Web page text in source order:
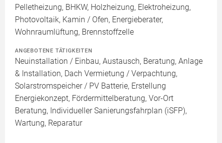
Pelletheizung, BHKW, Holzheizung, Elektroheizung,
Photovoltaik, Kamin / Ofen, Energieberater,
Wohnraumlüftung, Brennstoffzelle
ANGEBOTENE TÄTIGKEITEN
Neuinstallation / Einbau, Austausch, Beratung, Anlage
& Installation, Dach Vermietung / Verpachtung,
Solarstromspeicher / PV Batterie, Erstellung
Energiekonzept, Fördermittelberatung, Vor-Ort
Beratung, Individueller Sanierungsfahrplan (iSFP),
Wartung, Reparatur